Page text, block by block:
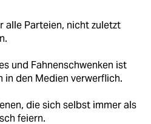
alle Parteien, nicht zuletzt
und Fahnenschwenken ist
in den Medien verwerflich.
die sich selbst immer als
feiern.